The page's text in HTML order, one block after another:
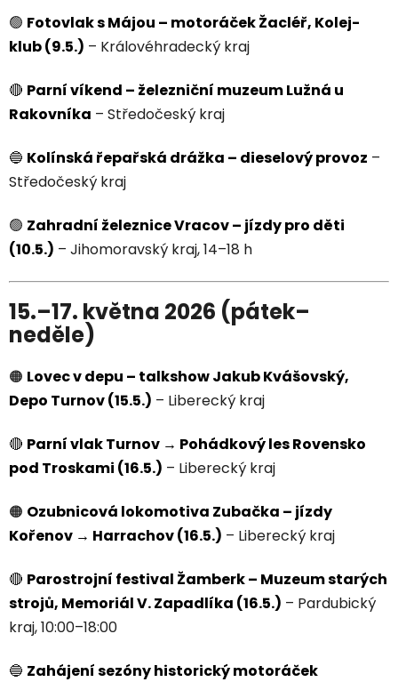
🟢 Fotovlak s Májou – motoráček Žacléř, Kolej-
klub (9.5.) – Královéhradecký kraj
🔴 Parní víkend – železniční muzeum Lužná u
Rakovníka – Středočeský kraj
🔵 Kolínská řepařská drážka – dieselový provoz –
Středočeský kraj
🟢 Zahradní železnice Vracov – jízdy pro děti
(10.5.) – Jihomoravský kraj, 14–18 h
15.–17. května 2026 (pátek–
neděle)
🟠 Lovec v depu – talkshow Jakub Kvášovský,
Depo Turnov (15.5.) – Liberecký kraj
🔴 Parní vlak Turnov → Pohádkový les Rovensko
pod Troskami (16.5.) – Liberecký kraj
🟠 Ozubnicová lokomotiva Zubačka – jízdy
Kořenov → Harrachov (16.5.) – Liberecký kraj
🔴 Parostrojní festival Žamberk – Muzeum starých
strojů, Memoriál V. Zapadlíka (16.5.) – Pardubický
kraj, 10:00–18:00
🔵 Zahájení sezóny historický motoráček